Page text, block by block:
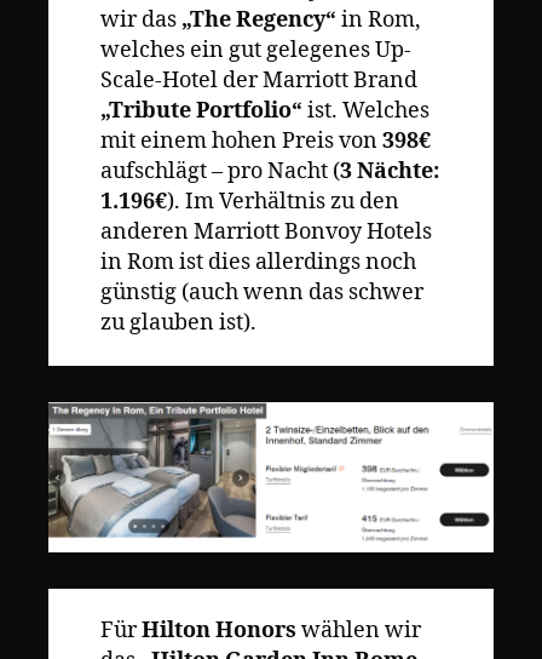
wir das „The Regency“ in Rom,
welches ein gut gelegenes Up-
Scale-Hotel der Marriott Brand
„Tribute Portfolio“ ist. Welches
mit einem hohen Preis von398€
aufschlägt – pro Nacht (3 Nächte:
1.196€). Im Verhältnis zu den
anderen Marriott Bonvoy Hotels
in Rom ist dies allerdings noch
günstig (auch wenn das schwer
zu glauben ist).
FürHilton Honors wählen wir